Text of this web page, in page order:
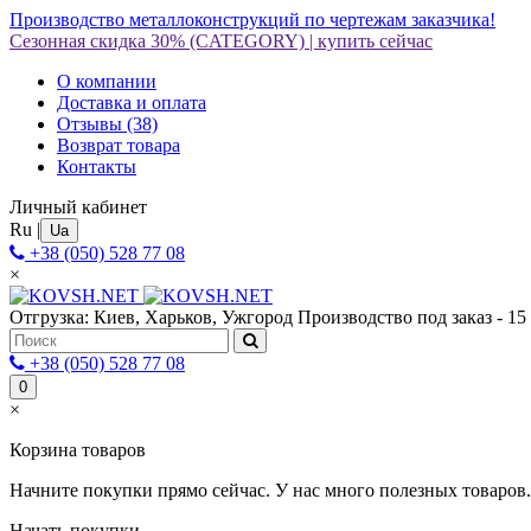
Производство металлоконструкций по чертежам заказчика!
Сезонная скидка 30% (CATEGORY) | купить сейчас
О компании
Доставка и оплата
Отзывы (38)
Возврат товара
Контакты
Личный кабинет
Ru | Ua
+38 (050) 528 77 08
×
Отгрузка: Киев, Харьков, Ужгород Производство под заказ -
+38 (050) 528 77 08
0
×
Корзина товаров
Начните покупки прямо сейчас. У нас много полезных товаров.